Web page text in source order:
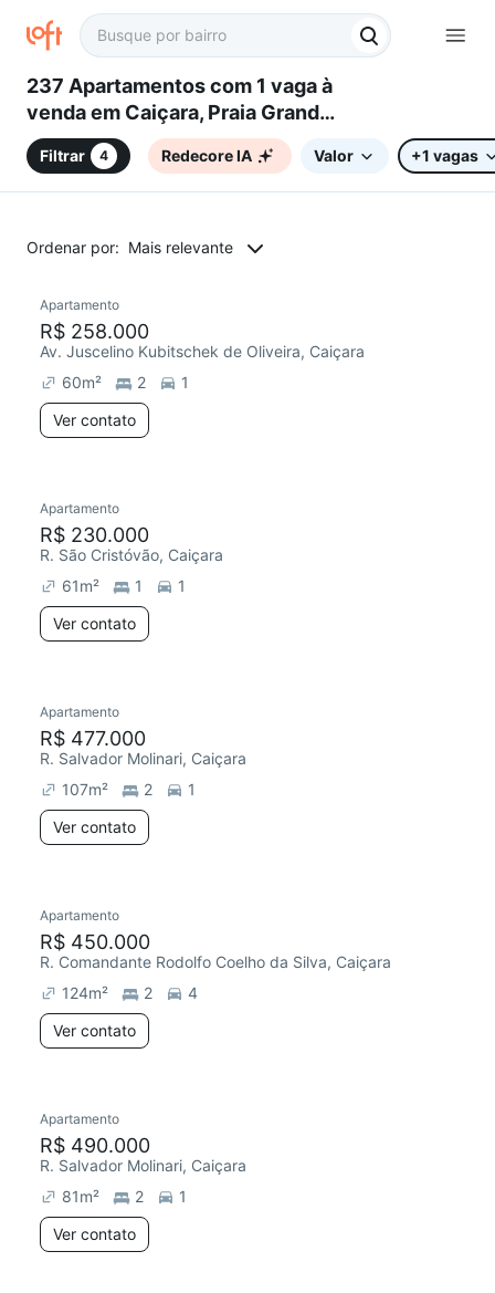
237 Apartamentos com 1 vaga à
venda em Caiçara, Praia Grande,
SP
Filtrar 4 Redecore IA Valor +1 vagas
Ordenar por: Mais relevante
Apartamento
R$ 258.000
Av. Juscelino Kubitschek de Oliveira, Caiçara
60m² 2
1
Ver contato
Redecorar
Apartamento
R$ 230.000
R. São Cristóvão, Caiçara
61m² 1
1
Ver contato
Apartamento
R$ 477.000
R. Salvador Molinari, Caiçara
107m² 2
1
Ver contato
Redecorar
Apartamento
R$ 450.000
R. Comandante Rodolfo Coelho da Silva, Caiçara
124m² 2
4
Ver contato
Redecorar
Apartamento
R$ 490.000
R. Salvador Molinari, Caiçara
81m² 2
1
Ver contato